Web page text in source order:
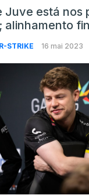
Juve está nos
alinhamento
STRIKE 16 mai 2023